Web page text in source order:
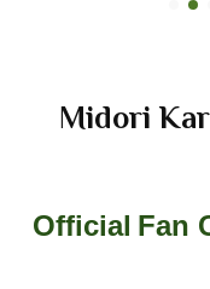
Midori
Official Fan